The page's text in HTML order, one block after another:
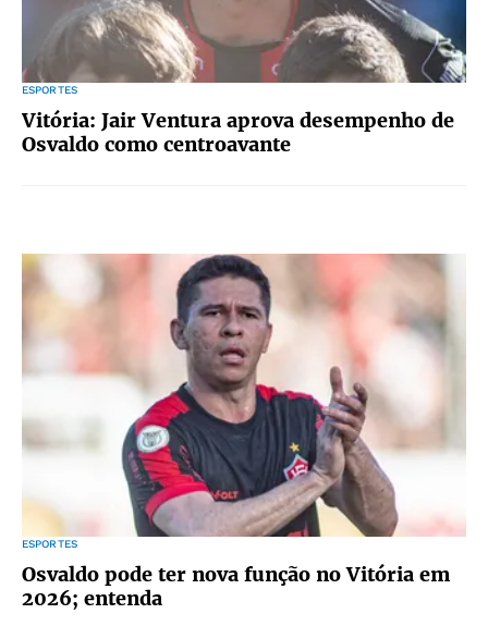
ESPORTES
Vitória: Jair Ventura aprova desempenho de
Osvaldo como centroavante
ESPORTES
Osvaldo pode ter nova função no Vitória em
2026; entenda